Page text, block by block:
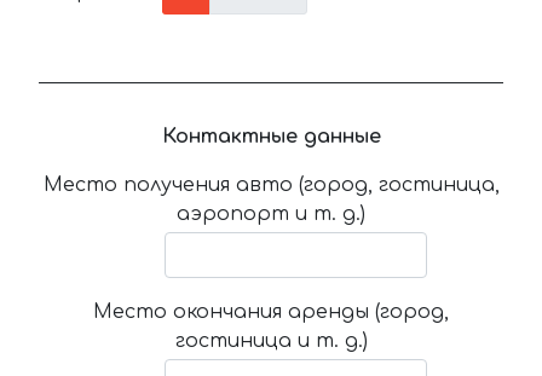
Контактные данные
Место получения авто (город, гостиница,
аэропорт и т. д.)
Место окончания аренды (город,
гостиница и т. д.)